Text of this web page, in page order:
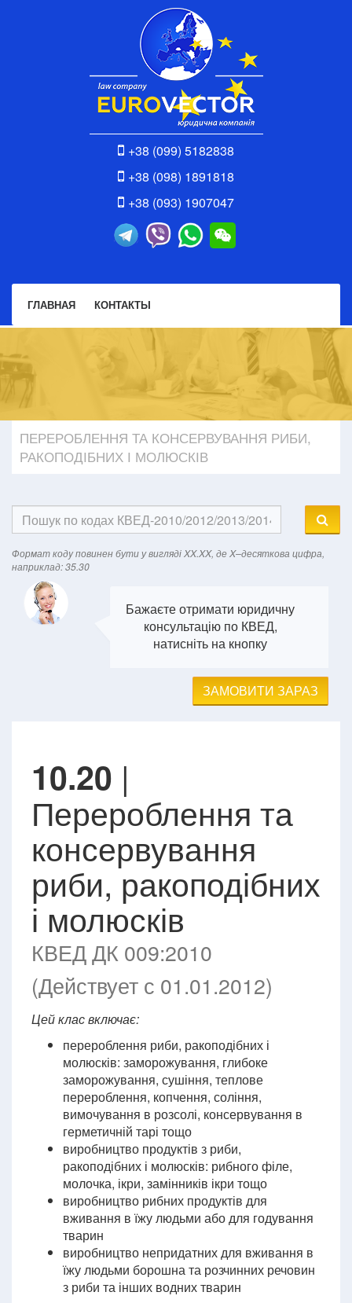
+38 (099) 5182838
+38 (098) 1891818
+38 (093) 1907047
ГЛАВНАЯ КОНТАКТЫ
ПЕРЕРОБЛЕННЯ ТА КОНСЕРВУВАННЯ РИБИ,
РАКОПОДІБНИХ І МОЛЮСКІВ
Формат кодy повинен бути у вигляді XX.XX, де X–десяткова цифра,
наприклад: 35.30
Бажаєте отримати юридичну
консультацію по КВЕД,
натисніть на кнопку
ЗАМОВИТИ ЗАРАЗ
10.20 |
Перероблення та
консервування
риби, ракоподібних
і молюсків
КВЕД ДК 009:2010
(Действует с 01.01.2012)
Цей клас включає:
перероблення риби, ракоподібних і
молюсків: заморожування, глибоке
заморожування, сушіння, теплове
перероблення, копчення, соління,
вимочування в розсолі, консервування в
герметичній тарі тощо
виробництво продуктів з риби,
ракоподібних і молюсків: рибного філе,
молочка, ікри, замінників ікри тощо
виробництво рибних продуктів для
вживання в їжу людьми або для годування
тварин
виробництво непридатних для вживання в
їжу людьми борошна та розчинних речовин
з риби та інших водних тварин